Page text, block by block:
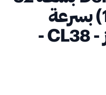
جيجابايت (2×16) بسرعة
6000 ميجاهرتز - CL38 -